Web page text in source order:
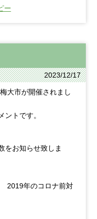
ー
2023/12/17
大市が開催されまし
トです。
をお知らせ致しま
2019年のコロナ前対